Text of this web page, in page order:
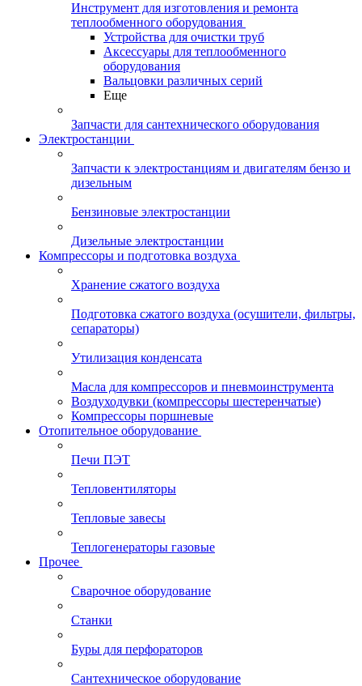
Инструмент для изготовления и ремонта
теплообменного оборудования
Устройства для очистки труб
Аксессуары для теплообменного
оборудования
Вальцовки различных серий
Еще
Запчасти для сантехнического оборудования
Электростанции
Запчасти к электростанциям и двигателям бензо и
дизельным
Бензиновые электростанции
Дизельные электростанции
Компрессоры и подготовка воздуха
Хранение сжатого воздуха
Подготовка сжатого воздуха (осушители, фильтры,
сепараторы)
Утилизация конденсата
Масла для компрессоров и пневмоинструмента
Воздуходувки (компрессоры шестеренчатые)
Компрессоры поршневые
Отопительное оборудование
Печи ПЭТ
Тепловентиляторы
Тепловые завесы
Теплогенераторы газовые
Прочее
Сварочное оборудование
Станки
Буры для перфораторов
Сантехническое оборудование